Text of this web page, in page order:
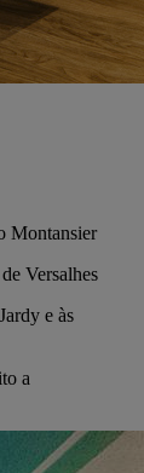
Montansier
Versalhes
e às
a